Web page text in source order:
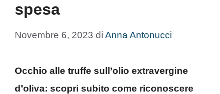
spesa
Novembre 6, 2023 di Anna Antonucci
Occhio alle truffe sull’olio extravergine
d’oliva: scopri subito come riconoscere